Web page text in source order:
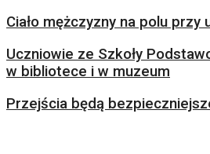
Ciało mężczyzny na polu przy
Uczniowie ze Szkoły
w bibliotece i w muzeum
Przejścia będą